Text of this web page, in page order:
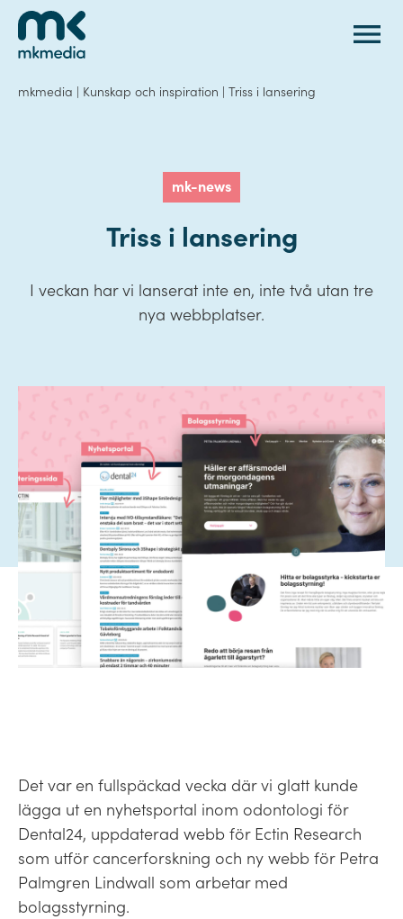
Gå till innehåll
mkmedia | Kunskap och inspiration | Triss i lansering
mk-news
Triss i lansering
I veckan har vi lanserat inte en, inte två utan tre
nya webbplatser.
Det var en fullspäckad vecka där vi glatt kunde
lägga ut en nyhetsportal inom odontologi för
Dental24, uppdaterad webb för Ectin Research
som utför cancerforskning och ny webb för Petra
Palmgren Lindwall som arbetar med
bolagsstyrning.